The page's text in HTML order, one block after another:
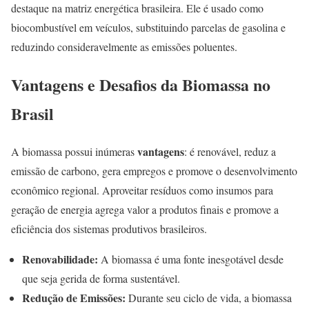
destaque na matriz energética brasileira. Ele é usado como
biocombustível em veículos, substituindo parcelas de gasolina e
reduzindo consideravelmente as emissões poluentes.
Vantagens e Desafios da Biomassa no
Brasil
A biomassa possui inúmerasvantagens: é renovável, reduz a
emissão de carbono, gera empregos e promove o desenvolvimento
econômico regional. Aproveitar resíduos como insumos para
geração de energia agrega valor a produtos finais e promove a
eficiência dos sistemas produtivos brasileiros.
Renovabilidade: A biomassa é uma fonte inesgotável desde
que seja gerida de forma sustentável.
Redução de Emissões: Durante seu ciclo de vida, a biomassa